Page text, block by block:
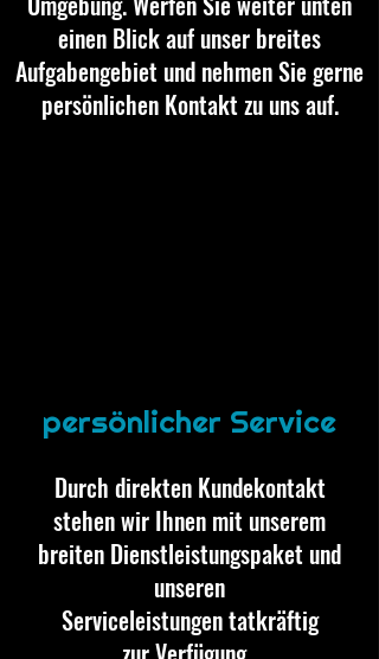
einen Blick auf unser breites
Aufgabengebiet und nehmen Sie gerne
persönlichen Kontakt zu uns auf.
persönlicher Service
Durch direkten Kundekontakt
stehen wir Ihnen mit unserem
breiten Dienstleistungspaket und
unseren
Serviceleistungen tatkräftig